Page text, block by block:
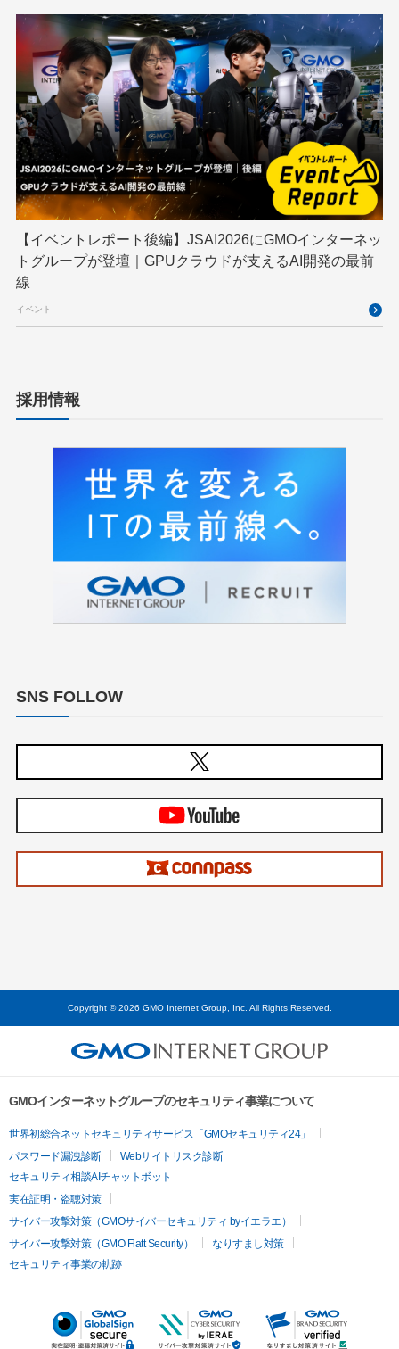
【イベントレポート後編】JSAI2026にGMOインターネッ
トグループが登壇｜GPUクラウドが支えるAI開発の最前
線
イベント
採用情報
SNS FOLLOW
Copyright © 2026 GMO Internet Group, Inc. All Rights Reserved.
GMOインターネットグループのセキュリティ事業について
世界初総合ネットセキュリティサービス「GMOセキュリティ24」
パスワード漏洩診断
Webサイトリスク診断
セキュリティ相談AIチャットボット
実在証明・盗聴対策
サイバー攻撃対策（GMOサイバーセキュリティ byイエラエ）
サイバー攻撃対策（GMO Flatt Security）
なりすまし対策
セキュリティ事業の軌跡